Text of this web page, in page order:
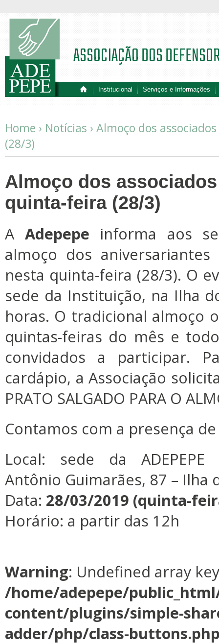
Institucional Serviços e Informações
ASSOCIAÇÃO DOS
Home › Notícias › Almoço dos
(28/3)
Almoço dos
quinta-feira (28/3)
A Adepepe informa aos
almoço dos
nesta quinta-feira (28/3). O
sede da Instituição, na Ilha
horas. O tradicional almoço
quintas-feiras do mês e
convidados a participar.
cardápio, a Associação
PRATO SALGADO PARA O
Contamos com a presença
Local: sede da ADEPEPE
Antônio Guimarães, 87 – Ilha
Data: 28/03/2019 (quinta-
Horário: a partir das 12h
Warning: Undefined array
/home/adepepe/
content/plugins/simple-
adder/php/class-